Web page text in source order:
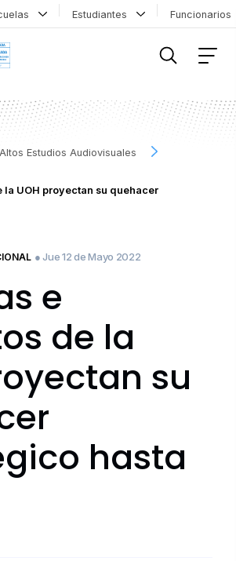
Estudiantes
Estudios Audiovisuales
la UOH proyectan su quehacer
● Jue 12 de Mayo 2022
e
de la
su
hasta